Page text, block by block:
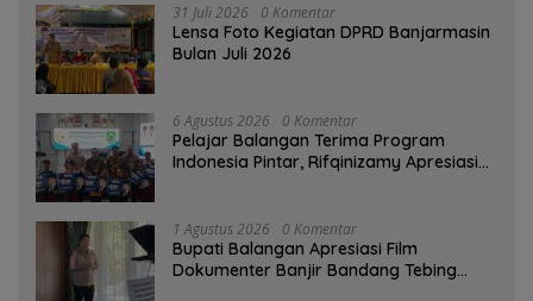
31 Juli 2026 0 Komentar
Lensa Foto Kegiatan DPRD Banjarmasin
Bulan Juli 2026
6 Agustus 2026 0 Komentar
Pelajar Balangan Terima Program
Indonesia Pintar, Rifqinizamy Apresiasi
1 Agustus 2026 0 Komentar
Bupati Balangan Apresiasi Film
Dokumenter Banjir Bandang Tebing